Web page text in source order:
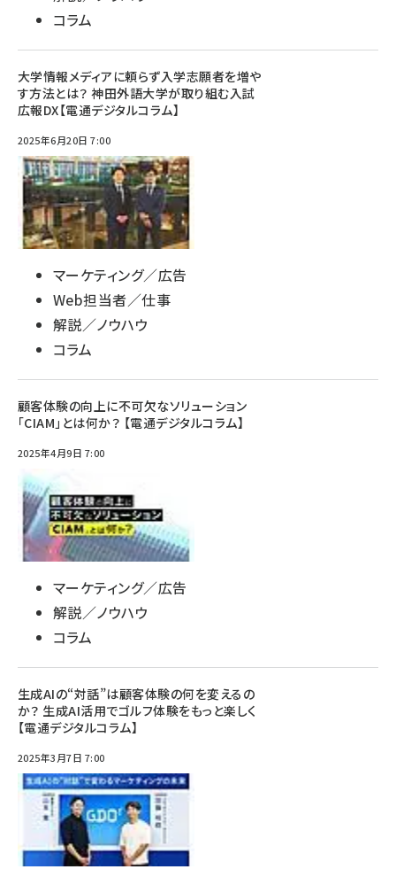
コラム
大学情報メディアに頼らず入学志願者を増や
す方法とは？ 神田外語大学が取り組む入試
広報DX【電通デジタルコラム】
2025年6月20日 7:00
マーケティング／広告
Web担当者／仕事
解説／ノウハウ
コラム
顧客体験の向上に不可欠なソリューション
「CIAM」とは何か？ 【電通デジタルコラム】
2025年4月9日 7:00
マーケティング／広告
解説／ノウハウ
コラム
生成AIの“対話”は顧客体験の何を変えるの
か？ 生成AI活用でゴルフ体験をもっと楽しく
【電通デジタルコラム】
2025年3月7日 7:00